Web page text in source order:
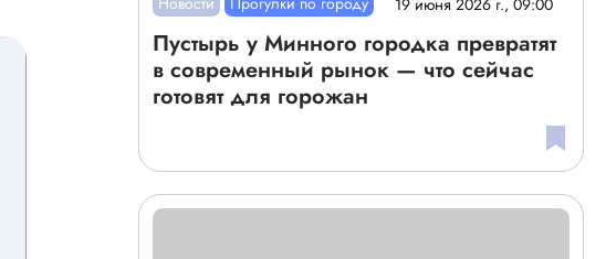
Пустырь у Минного городка превратят
в современный рынок — что сейчас
готовят для горожан